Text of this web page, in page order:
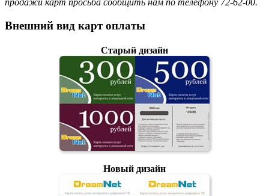
Внешний вид карт оплаты
Старый дизайн
Новый дизайн